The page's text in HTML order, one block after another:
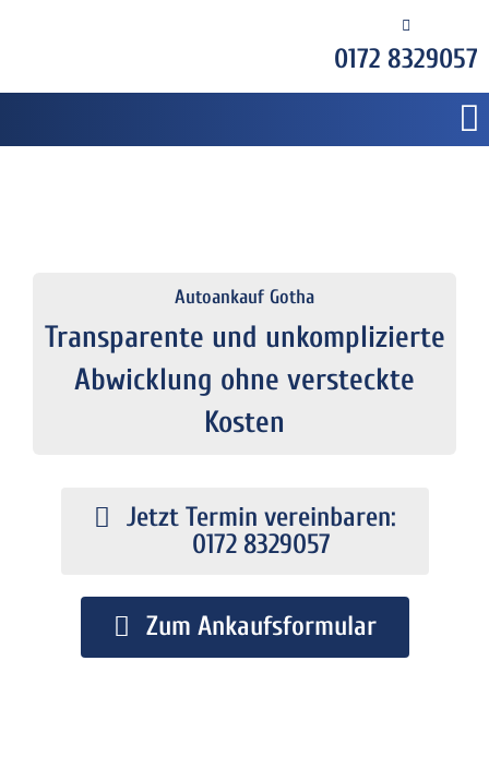
0172 8329057
Autoankauf Gotha
Transparente und unkomplizierte
Abwicklung ohne versteckte
Kosten
Jetzt Termin vereinbaren:
0172 8329057
Zum Ankaufsformular